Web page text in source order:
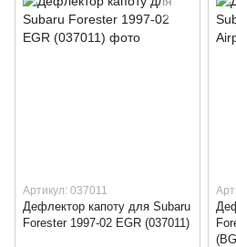
Артикул: 037011
Дефлектор капоту для Subaru
Forester 1997-02 EGR (037011)